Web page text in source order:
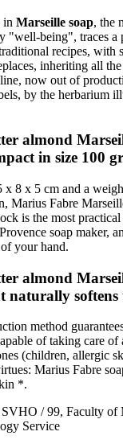
in Marseille soap, the
"well-being", traces a
recipes, with
inheriting all
now out of
by the herbarium
almond
in size 100
x 8 x 5 cm and a
Marius Fabre
is the most practical
soap maker,
your hand.
almond
naturally softens
method
of taking care of
(children, allergic
Marius Fabre
*.
/ 99, Faculty of
Service